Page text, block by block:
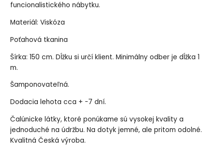
funcionalistického nábytku.
Materiál: Viskóza
Poťahová tkanina
Šírka: 150 cm. Dĺžku si určí klient. Minimálny odber je dĺžka 1
m.
Šamponovateľná.
Dodacia lehota cca + -7 dní.
Čalúnicke látky, ktoré ponúkame sú vysokej kvality a
jednoduché na údržbu. Na dotyk jemné, ale pritom odolné.
Kvalitná Česká výroba.